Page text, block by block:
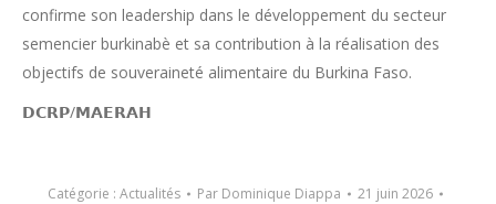
confirme son leadership dans le développement du secteur
semencier burkinabè et sa contribution à la réalisation des
objectifs de souveraineté alimentaire du Burkina Faso.
𝗗𝗖𝗥𝗣/𝗠𝗔𝗘𝗥𝗔𝗛
Catégorie : Actualités Par Dominique Diappa
21 juin 2026